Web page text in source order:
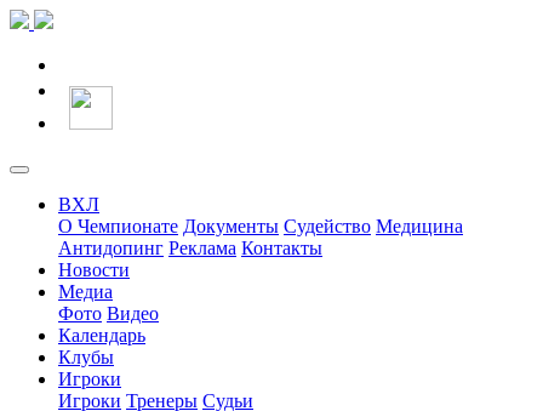
ВХЛ
О Чемпионате Документы Судейство Медицина
Антидопинг Реклама Контакты
Новости
Медиа
Фото Видео
Календарь
Клубы
Игроки
Игроки Тренеры Судьи